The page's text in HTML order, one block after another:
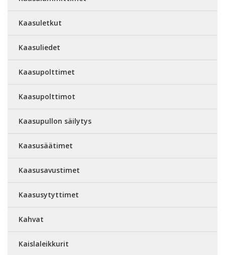
Kaasuletkut
Kaasuliedet
Kaasupolttimet
Kaasupolttimot
Kaasupullon säilytys
Kaasusäätimet
Kaasusavustimet
Kaasusytyttimet
Kahvat
Kaislaleikkurit